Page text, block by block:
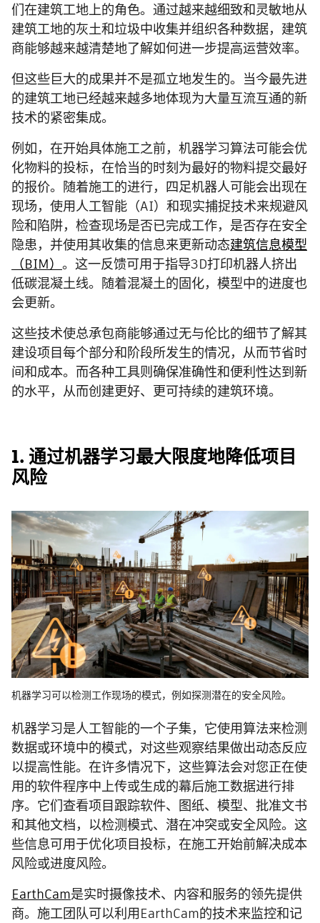
们在建筑工地上的角色。通过越来越细致和灵敏地从
建筑工地的灰土和垃圾中收集并组织各种数据，建筑
商能够越来越清楚地了解如何进一步提高运营效率。
但这些巨大的成果并不是孤立地发生的。当今最先进
的建筑工地已经越来越多地体现为大量互流互通的新
技术的紧密集成。
例如，在开始具体施工之前，机器学习算法可能会优
化物料的投标，在恰当的时刻为最好的物料提交最好
的报价。随着施工的进行，四足机器人可能会出现在
现场，使用人工智能（AI）和现实捕捉技术来规避风
险和陷阱，检查现场是否已完成工作，是否存在安全
隐患，并使用其收集的信息来更新动态建筑信息模型
（BIM） 。这一反馈可用于指导3D打印机器人挤出
低碳混凝土线。随着混凝土的固化，模型中的进度也
会更新。
这些技术使总承包商能够通过无与伦比的细节了解其
建设项目每个部分和阶段所发生的情况，从而节省时
间和成本。而各种工具则确保准确性和便利性达到新
的水平，从而创建更好、更可持续的建筑环境。
1. 通过机器学习最大限度地降低项目
风险
机器学习可以检测工作现场的模式，例如探测潜在的安全风险。
机器学习是人工智能的一个子集，它使用算法来检测
数据或环境中的模式，对这些观察结果做出动态反应
以提高性能。在许多情况下，这些算法会对您正在使
用的软件程序中上传或生成的幕后施工数据进行排
序。它们查看项目跟踪软件、图纸、模型、批准文书
和其他文档，以检测模式、潜在冲突或安全风险。这
些信息可用于优化项目投标，在施工开始前解决成本
风险或进度风险。
EarthCam是实时摄像技术、内容和服务的领先提供
商。施工团队可以利用EarthCam的技术来监控和记